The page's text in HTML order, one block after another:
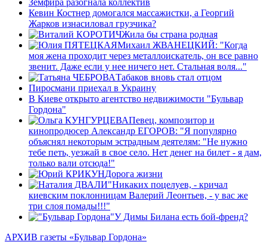
Кевин Костнер домогался массажистки, а Георгий
Жарков изнасиловал грузчика?
Жила бы страна родная
Михаил ЖВАНЕЦКИЙ: "Когда
моя жена проходит через металлоискатель, он все равно
звенит. Даже если у нее ничего нет. Стальная воля..."
Табаков вновь стал отцом
Пиросмани приехал в Украину
В Киеве открыто агентство недвижимости "Бульвар
Гордона"
Певец, композитор и
кинопродюсер Александр ЕГОРОВ: "Я популярно
объяснял некоторым эстрадным деятелям: "Не нужно
тебе петь, уезжай в свое село. Нет денег на билет - я дам,
только вали отсюда!"
Дорога жизни
"Никаких поцелуев, - кричал
киевским поклонницам Валерий Леонтьев, - у вас же
три слоя помады!!!"
У Димы Билана есть бой-френд?
АРХИВ газеты «Бульвар Гордона»